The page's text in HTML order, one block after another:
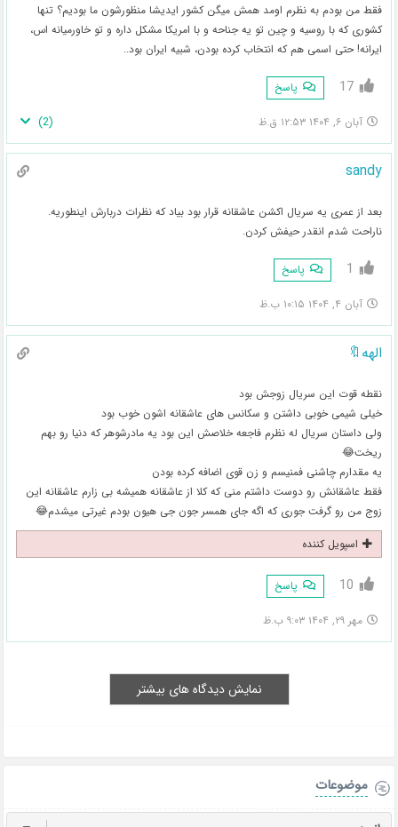
فقط من بودم به نظرم اومد همش میگن کشور ایدیشا منظورشون ما بودیم؟ تنها
کشوری که با روسیه و چین تو یه جناحه و با امریکا مشکل داره و تو خاورمیانه اس،
ایرانه! حتی اسمی هم که انتخاب کرده بودن، شبیه ایران بود..
17 پاسخ
آبان ۶, ۱۴۰۴ ۱۲:۵۳ ق.ظ (
2
)
sandy
بعد از عمری یه سریال اکشن عاشقانه قرار بود بیاد که نظرات دربارش اینطوریه.
ناراحت شدم انقدر حیفش کردن.
1 پاسخ
آبان ۴, ۱۴۰۴ ۱۰:۱۵ ب.ظ
الهه🔖
نقطه قوت این سریال زوجش بود
خیلی شیمی خوبی داشتن و سکانس های عاشقانه اشون خوب بود
ولی داستان سریال له نظرم فاجعه خلاصش این بود یه مادرشوهر که دنیا رو بهم
ریخت😂
یه مقدارم چاشنی فمنیسم و زن قوی اضافه کرده بودن
فقط عاشقانش رو دوست داشتم منی که کلا از عاشقانه همیشه بی زارم عاشقانه این
زوج من رو گرفت جوری که اگه جای همسر جون جی هیون بودم غیرتی میشدم😂
اسپویل کننده
10 پاسخ
مهر ۲۹, ۱۴۰۴ ۹:۰۳ ب.ظ
نمایش دیدگاه های بیشتر
موضوعات